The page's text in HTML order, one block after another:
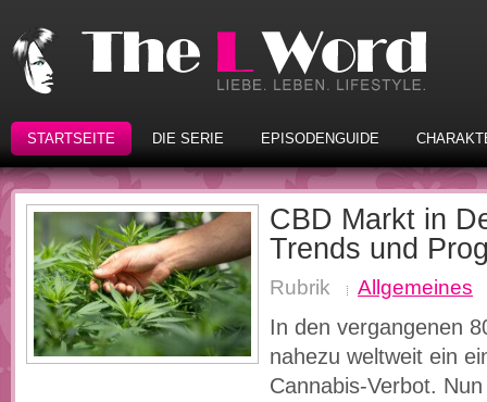
STARTSEITE DIE SERIE EPISODENGUIDE
CBD Markt in
Trends und
Rubrik Allgemeines
In den vergangenen
nahezu weltweit ein
Cannabis-Verbot.